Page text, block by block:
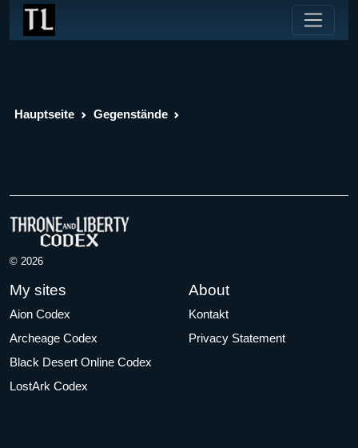
Hauptseite Gegenstände
© 2026
My sites
Aion Codex
Archeage Codex
Black Desert Online Codex
LostArk Codex
About
Kontakt
Privacy Statement